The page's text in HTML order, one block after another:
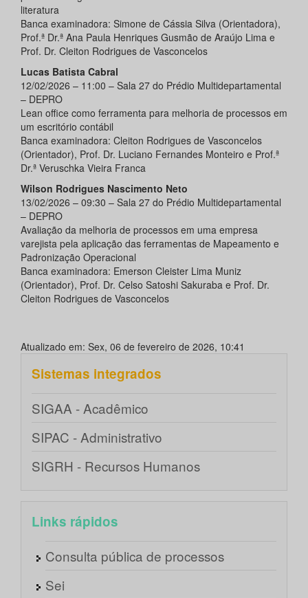
literatura
Banca examinadora: Simone de Cássia Silva (Orientadora),
Prof.ª Dr.ª Ana Paula Henriques Gusmão de Araújo Lima e
Prof. Dr. Cleiton Rodrigues de Vasconcelos
Lucas Batista Cabral
12/02/2026 – 11:00 – Sala 27 do Prédio Multidepartamental
– DEPRO
Lean office como ferramenta para melhoria de processos em
um escritório contábil
Banca examinadora: Cleiton Rodrigues de Vasconcelos
(Orientador), Prof. Dr. Luciano Fernandes Monteiro e Prof.ª
Dr.ª Veruschka Vieira Franca
Wilson Rodrigues Nascimento Neto
13/02/2026 – 09:30 – Sala 27 do Prédio Multidepartamental
– DEPRO
Avaliação da melhoria de processos em uma empresa
varejista pela aplicação das ferramentas de Mapeamento e
Padronização Operacional
Banca examinadora: Emerson Cleister Lima Muniz
(Orientador), Prof. Dr. Celso Satoshi Sakuraba e Prof. Dr.
Cleiton Rodrigues de Vasconcelos
Atualizado em: Sex, 06 de fevereiro de 2026, 10:41
Sistemas integrados
SIGAA - Acadêmico
SIPAC - Administrativo
SIGRH - Recursos Humanos
Links rápidos
Consulta pública de processos
Sei